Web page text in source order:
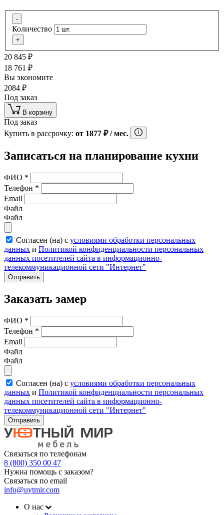
-
Количество
+
20 845 ₽
18 761 ₽
Вы экономите
2084 ₽
Под заказ
В корзину
Под заказ
Купить в рассрочку: от 1877 ₽/ мес.
Записаться на планирование кухни
ФИО *
Телефон *
Email
Файл
Файл
Согласен (на) с условиями обработки персональных
данных и Политикой конфиденциальности персональных
данных посетителей сайта в информационно-
телекоммуникационной сети "Интернет"
Отправить
Заказать замер
ФИО *
Телефон *
Email
Файл
Файл
Согласен (на) с условиями обработки персональных
данных и Политикой конфиденциальности персональных
данных посетителей сайта в информационно-
телекоммуникационной сети "Интернет"
Отправить
Связаться по телефонам
8 (800) 350 00 47
Нужна помощь с заказом?
Связаться по email
info@uytmir.com
О нас